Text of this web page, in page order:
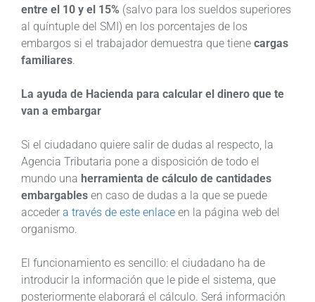
entre el 10 y el 15% (salvo para los sueldos superiores
al quíntuple del SMI) en los porcentajes de los
embargos si el trabajador demuestra que tiene cargas
familiares.
La ayuda de Hacienda para calcular el dinero que te
van a embargar
Si el ciudadano quiere salir de dudas al respecto, la
Agencia Tributaria pone a disposición de todo el
mundo una herramienta de cálculo de cantidades
embargables en caso de dudas a la que se puede
acceder a través de este enlace en la página web del
organismo.
El funcionamiento es sencillo: el ciudadano ha de
introducir la información que le pide el sistema, que
posteriormente elaborará el cálculo. Será información